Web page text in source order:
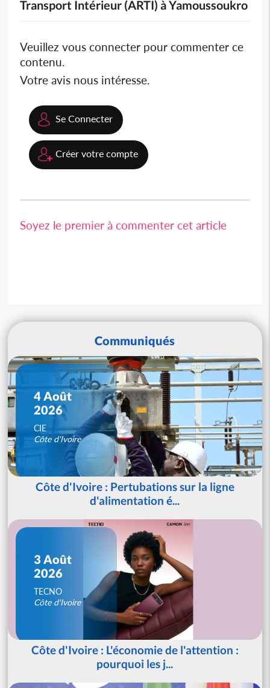
Transport Intérieur (ARTI) à Yamoussoukro
Veuillez vous connecter pour commenter ce
contenu.
Votre avis nous intéresse.
Se Connecter
Créer votre compte
Soyez le premier à commenter cet article
Communiqués
4 Août
2026
CIE
Côte d'Ivoire
Côte d'Ivoire : Pertubations sur la ligne
d'alimentation é...
3 Août
2026
TECNO
Côte d'Ivoire
Côte d'Ivoire : L'économie de l'attention :
pourquoi les j...